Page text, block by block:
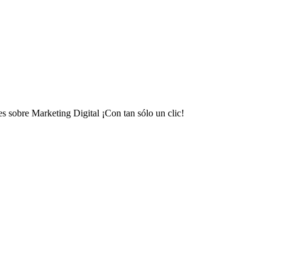
sobre Marketing Digital ¡Con tan sólo un clic!